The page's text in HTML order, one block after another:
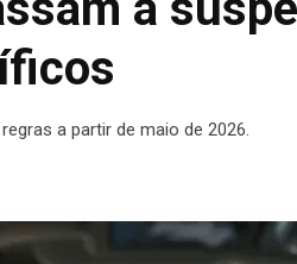
a partir de maio de 2026.